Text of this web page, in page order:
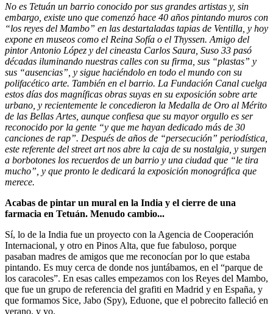
No es Tetuán un barrio conocido por sus grandes artistas y, sin
embargo, existe uno que comenzó hace 40 años pintando muros con
“los reyes del Mambo” en las destartaladas tapias de Ventilla, y hoy
expone en museos como el Reina Sofía o el Thyssen. Amigo del
pintor Antonio López y del cineasta Carlos Saura, Suso 33 pasó
décadas iluminando nuestras calles con su firma, sus “plastas” y
sus “ausencias”, y sigue haciéndolo en todo el mundo con su
polifacético arte. También en el barrio. La Fundación Canal cuelga
estos días dos magníficas obras suyas en su exposición sobre arte
urbano, y recientemente le concedieron la Medalla de Oro al Mérito
de las Bellas Artes, aunque confiesa que su mayor orgullo es ser
reconocido por la gente “y que me hayan dedicado más de 30
canciones de rap”. Después de años de “persecución” periodística,
este referente del street art nos abre la caja de su nostalgia, y surgen
a borbotones los recuerdos de un barrio y una ciudad que “le tira
mucho”, y que pronto le dedicará la exposición monográfica que
merece.
Acabas de pintar un mural en la India y el cierre de una
farmacia en Tetuán. Menudo cambio...
Sí, lo de la India fue un proyecto con la Agencia de Cooperación
Internacional, y otro en Pinos Alta, que fue fabuloso, porque
pasaban madres de amigos que me reconocían por lo que estaba
pintando. Es muy cerca de donde nos juntábamos, en el “parque de
los caracoles”. En esas calles empezamos con los Reyes del Mambo,
que fue un grupo de referencia del grafiti en Madrid y en España, y
que formamos Sice, Jabo (Spy), Eduone, que el pobrecito falleció en
verano, y yo.